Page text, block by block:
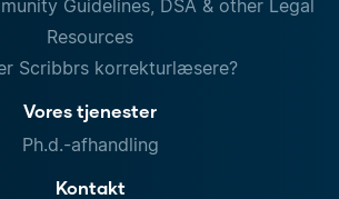
Guidelines, DSA & other Legal
Resources
Scribbrs korrekturlæsere?
Vores tjenester
Ph.d.-afhandling
Kontakt